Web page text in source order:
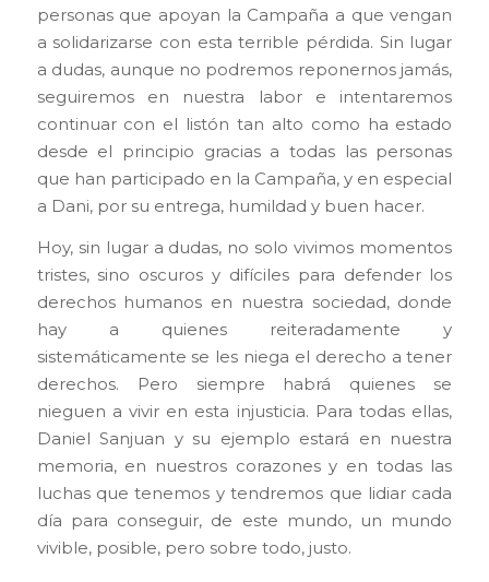
personas que apoyan la Campaña a que vengan
a solidarizarse con esta terrible pérdida. Sin lugar
a dudas, aunque no podremos reponernos jamás,
seguiremos en nuestra labor e intentaremos
continuar con el listón tan alto como ha estado
desde el principio gracias a todas las personas
que han participado en la Campaña, y en especial
a Dani, por su entrega, humildad y buen hacer.
Hoy, sin lugar a dudas, no solo vivimos momentos
tristes, sino oscuros y difíciles para defender los
derechos humanos en nuestra sociedad, donde
hay a quienes reiteradamente y
sistemáticamente se les niega el derecho a tener
derechos. Pero siempre habrá quienes se
nieguen a vivir en esta injusticia. Para todas ellas,
Daniel Sanjuan y su ejemplo estará en nuestra
memoria, en nuestros corazones y en todas las
luchas que tenemos y tendremos que lidiar cada
día para conseguir, de este mundo, un mundo
vivible, posible, pero sobre todo, justo.